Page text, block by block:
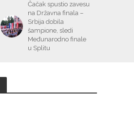
Čačak spustio zavesu
na Državna finala –
Srbija dobila
šampione, sledi
Međunarodno finale
u Splitu